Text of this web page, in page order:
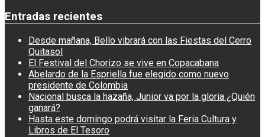
Entradas recientes
Desde mañana, Bello vibrará con las Fiestas del Cerro
Quitasol
El Festival del Chorizo se vive en Copacabana
Abelardo de la Espriella fue elegido como nuevo
presidente de Colombia
Nacional busca la hazaña, Junior va por la gloria ¿Quién
ganará?
Hasta este domingo podrá visitar la Feria Cultura y
Libros de El Tesoro